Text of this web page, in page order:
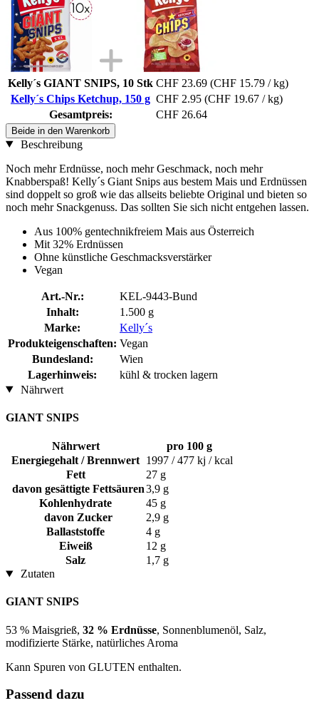
Kelly´s GIANT SNIPS, 10 Stk CHF 23.69 (CHF 15.79 / kg)
Kelly´s Chips Ketchup, 150 g CHF 2.95 (CHF 19.67 / kg)
Gesamtpreis:
CHF 26.64
Beide in den Warenkorb
Beschreibung
Noch mehr Erdnüsse, noch mehr Geschmack, noch mehr
Knabberspaß! Kelly´s Giant Snips aus bestem Mais und Erdnüssen
sind doppelt so groß wie das allseits beliebte Original und bieten so
noch mehr Snackgenuss. Das sollten Sie sich nicht entgehen lassen.
Aus 100% gentechnikfreiem Mais aus Österreich
Mit 32% Erdnüssen
Ohne künstliche Geschmacksverstärker
Vegan
Art.-Nr.:
KEL-9443-Bund
Inhalt:
1.500 g
Marke:
Kelly´s
Produkteigenschaften: Vegan
Bundesland:
Wien
Lagerhinweis:
kühl & trocken lagern
Nährwert
GIANT SNIPS
Nährwert
pro 100 g
Energiegehalt / Brennwert 1997 / 477 kj / kcal
Fett
27 g
davon gesättigte Fettsäuren3,9 g
Kohlenhydrate
45 g
davon Zucker
2,9 g
Ballaststoffe
4 g
Eiweiß
12 g
Salz
1,7 g
Zutaten
GIANT SNIPS
53 % Maisgrieß, 32 % Erdnüsse, Sonnenblumenöl, Salz,
modifizierte Stärke, natürliches Aroma
Kann Spuren von GLUTEN enthalten.
Passend dazu